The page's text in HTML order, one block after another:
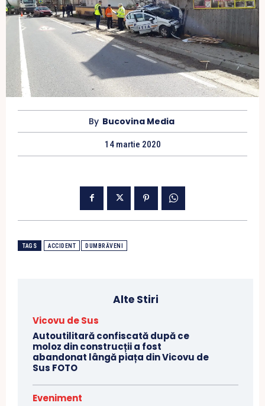
By Bucovina Media
14 martie 2020
TAGS ACCIDENT DUMBRĂVENI
Alte Stiri
Vicovu de Sus
Autoutilitară confiscată după ce
moloz din construcții a fost
abandonat lângă piața din Vicovu de
Sus FOTO
Eveniment